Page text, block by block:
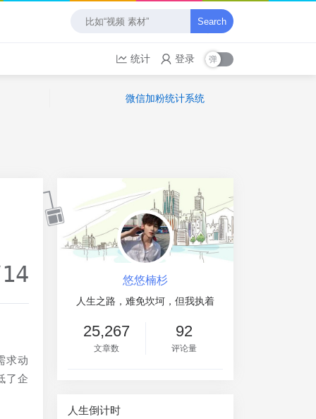
Search
统计 登录
微信加粉统计系统
求动
了企
悠悠楠杉
人生之路，难免坎坷，但我执着
25,267
文章数
92
评论量
人生倒计时